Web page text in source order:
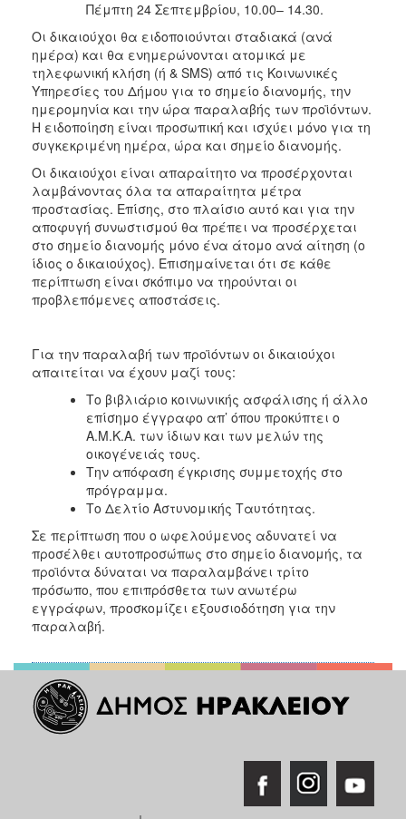
Φαρμακείο
Κοινωνικό
Παντοπωλείο
Ισότητα
των
Φύλων
Υγεία
Αυτόματοι
Απινιδωτές
ΤΟΠΟΣ
ΔΗΜΟΣ
ΠΟΛΙΤΙΣΜΟΣ
Πέμπτη 24 Σεπτεμβρίου, 10.00– 14.30.
Οι δικαιούχοι θα ειδοποιούνται σταδιακά (ανά
ημέρα) και θα ενημερώνονται ατομικά με
τηλεφωνική κλήση (ή & SMS) από τις Kοινωνικές
Yπηρεσίες του Δήμου για το σημείο διανομής, την
ημερομηνία και την ώρα παραλαβής των προϊόντων.
Η ειδοποίηση είναι προσωπική και ισχύει μόνο για τη
συγκεκριμένη ημέρα, ώρα και σημείο διανομής.
Οι δικαιούχοι είναι απαραίτητο να προσέρχονται
λαμβάνοντας όλα τα απαραίτητα μέτρα
προστασίας. Επίσης, στο πλαίσιο αυτό και για την
αποφυγή συνωστισμού θα πρέπει να προσέρχεται
στο σημείο διανομής μόνο ένα άτομο ανά αίτηση (ο
ίδιος ο δικαιούχος). Επισημαίνεται ότι σε κάθε
περίπτωση είναι σκόπιμο να τηρούνται οι
προβλεπόμενες αποστάσεις.
Για την παραλαβή των προϊόντων οι δικαιούχοι
απαιτείται να έχουν μαζί τους:
Το βιβλιάριο κοινωνικής ασφάλισης ή άλλο
επίσημο έγγραφο απ’ όπου προκύπτει ο
Α.Μ.Κ.Α. των ίδιων και των μελών της
οικογένειάς τους.
Την απόφαση έγκρισης συμμετοχής στο
πρόγραμμα.
Το Δελτίο Αστυνομικής Ταυτότητας.
Σε περίπτωση που ο ωφελούμενος αδυνατεί να
προσέλθει αυτοπροσώπως στο σημείο διανομής, τα
προϊόντα δύναται να παραλαμβάνει τρίτο
πρόσωπο, που επιπρόσθετα των ανωτέρω
εγγράφων, προσκομίζει εξουσιοδότηση για την
παραλαβή.